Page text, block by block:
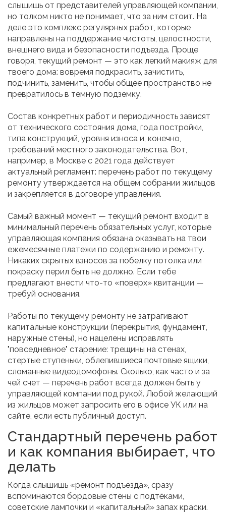
слышишь от представителей управляющей компании,
но толком никто не понимает, что за ним стоит. На
деле это комплекс регулярных работ, которые
направлены на поддержание чистоты, целостности,
внешнего вида и безопасности подъезда. Проще
говоря, текущий ремонт — это как легкий макияж для
твоего дома: вовремя подкрасить, зачистить,
подчинить, заменить, чтобы общее пространство не
превратилось в темную подземку.
Состав конкретных работ и периодичность зависят
от технического состояния дома, года постройки,
типа конструкций, уровня износа и, конечно,
требований местного законодательства. Вот,
например, в Москве с 2021 года действует
актуальный регламент: перечень работ по текущему
ремонту утверждается на общем собрании жильцов
и закрепляется в договоре управления.
Самый важный момент — текущий ремонт входит в
минимальный перечень обязательных услуг, которые
управляющая компания обязана оказывать на твои
ежемесячные платежи по содержанию и ремонту.
Никаких скрытых взносов за побелку потолка или
покраску перил быть не должно. Если тебе
предлагают внести что-то «поверх» квитанции —
требуй основания.
Работы по текущему ремонту не затрагивают
капитальные конструкции (перекрытия, фундамент,
наружные стены), но нацелены исправлять
"повседневное" старение: трещины на стенах,
стертые ступеньки, облепившиеся почтовые ящики,
сломанные видеодомофоны. Сколько, как часто и за
чей счет — перечень работ всегда должен быть у
управляющей компании под рукой. Любой желающий
из жильцов может запросить его в офисе УК или на
сайте, если есть публичный доступ.
Стандартный перечень работ
и как компания выбирает, что
делать
Когда слышишь «ремонт подъезда», сразу
вспоминаются бордовые стены с подтёками,
советские лампочки и «капитальный» запах краски.